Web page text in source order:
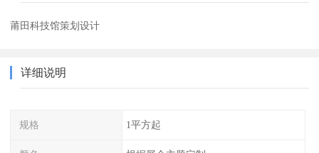
莆田科技馆策划设计
详细说明
规格 1平方起